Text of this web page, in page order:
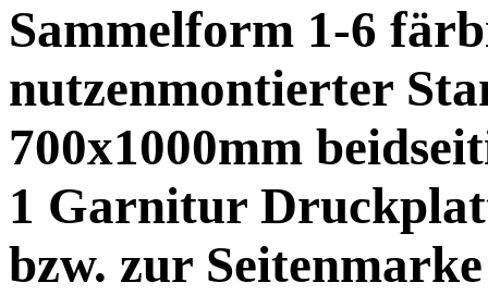
Sammelform 1-6
nutzenmontierter
700x1000mm
1 Garnitur
bzw. zur